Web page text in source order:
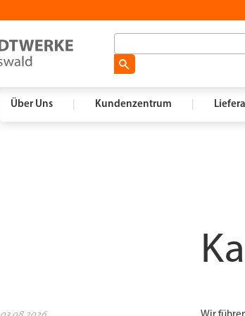
Über Uns Kundenzentrum